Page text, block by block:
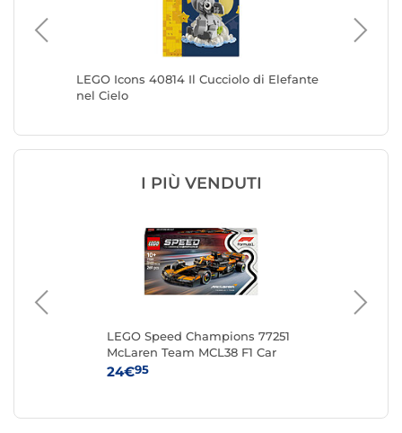
LEGO Icons 40814 Il Cucciolo di Elefante
nel Cielo
I PIÙ VENDUTI
LEGO Speed Champions 77251
McLaren Team MCL38 F1 Car
24€95